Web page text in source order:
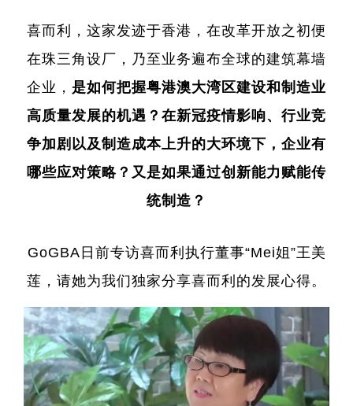
喜而利，这家发迹于香港，在改革开放之初便
在珠三角设厂，乃至业务遍布全球的建筑幕墙
企业， 是如何把握粤港澳大湾区建设和制造业
高质量发展的机遇？在新冠疫情影响、行业竞
争加剧以及制造成本上升的大环境下，企业有
哪些应对策略？又是如果通过创新能力赋能传
统制造？
GoGBA日前专访喜而利执行董事“Mei姐”王美
莲，请她为我们独家分享喜而利的发展心得。